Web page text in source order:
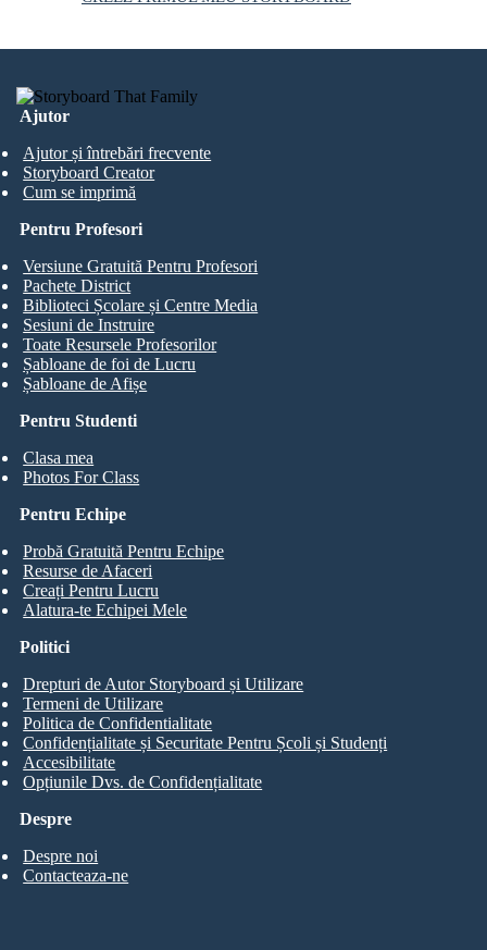
Ajutor
Ajutor și întrebări frecvente
Storyboard Creator
Cum se imprimă
Pentru Studenti
Clasa mea
Photos For Class
Pentru Profesori
Versiune Gratuită Pentru Profesori
Pachete District
Biblioteci Școlare și Centre Media
Sesiuni de Instruire
Toate Resursele Profesorilor
Șabloane de foi de Lucru
Șabloane de Afișe
Pentru Echipe
Probă Gratuită Pentru Echipe
Resurse de Afaceri
Creați Pentru Lucru
Alatura-te Echipei Mele
Despre
Despre noi
Contacteaza-ne
Politici
Drepturi de Autor Storyboard și Utilizare
Termeni de Utilizare
Politica de Confidentialitate
Confidențialitate și Securitate Pentru Școli și Studenți
Accesibilitate
Opțiunile Dvs. de Confidențialitate